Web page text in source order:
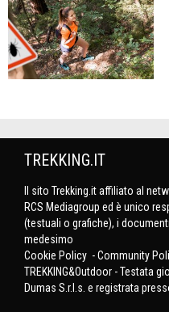
TREKKING.IT
Il sito Trekking.it affiliato al
RCS Mediagroup ed è unico
(testuali o grafiche), i
medesimo
Cookie Policy -Community
TREKKING&Outdoor - Testata
Dumas S.r.l.s. e registrata